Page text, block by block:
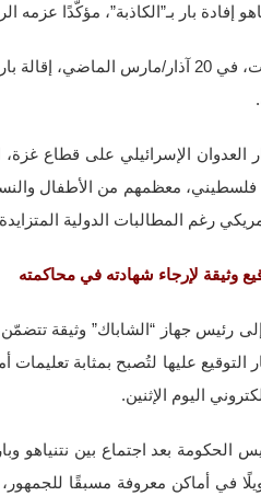
بار بـ”الكاذبة”، مؤكّدًا عزمه
وكانت الحكومة الإسرائيلية قد قررت، في 20
رغم المطالبات الدولية
وثيقة لإرجاء شهادته في محاكمته
رئيس جهاز “الشاباك” وثيقة
عليها لتُصبح بمثابة
اليوم الإثنين.
الحكومة بعد اجتماع بين نتنياهو
في أماكن معروفة مسبقًا